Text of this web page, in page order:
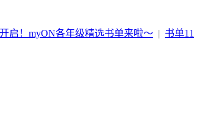
启！myON各年级精选书单来啦～ | 书单11